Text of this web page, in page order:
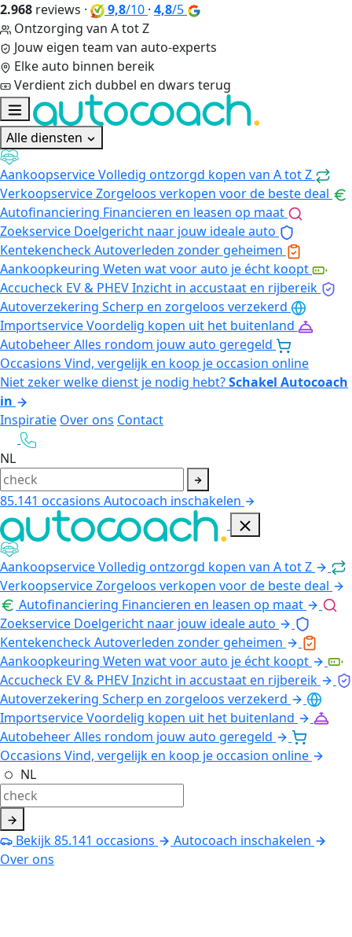
2.968 reviews · 9,8/10 · 4,8/5
Ontzorging van A tot Z
Jouw eigen team van auto-experts
Elke auto binnen bereik
Verdient zich dubbel en dwars terug
Alle diensten
AankoopserviceVolledig ontzorgd kopen van A tot Z
VerkoopserviceZorgeloos verkopen voor de beste deal
Autofinanciering Financieren en leasen op maat
Zoekservice Doelgericht naar jouw ideale auto
KentekencheckAutoverleden zonder geheimen
Aankoopkeuring Weten wat voor auto je écht koopt
Accucheck EV & PHEVInzicht in accustaat en rijbereik
Autoverzekering Scherp en zorgeloos verzekerd
ImportserviceVoordelig kopen uit het buitenland
AutobeheerAlles rondom jouw auto geregeld
Occasions Vind, vergelijk en koop je occasion online
Niet zeker welke dienst je nodig hebt?Schakel Autocoach
in
Inspiratie Over ons Contact
NL
85.141 occasions Autocoach inschakelen
AankoopserviceVolledig ontzorgd kopen van A tot Z
VerkoopserviceZorgeloos verkopen voor de beste deal
Autofinanciering Financieren en leasen op maat
Zoekservice Doelgericht naar jouw ideale auto
KentekencheckAutoverleden zonder geheimen
Aankoopkeuring Weten wat voor auto je écht koopt
Accucheck EV & PHEVInzicht in accustaat en rijbereik
Autoverzekering Scherp en zorgeloos verzekerd
ImportserviceVoordelig kopen uit het buitenland
AutobeheerAlles rondom jouw auto geregeld
Occasions Vind, vergelijk en koop je occasion online
NL
Bekijk85.141 occasions
Autocoach inschakelen
Over ons